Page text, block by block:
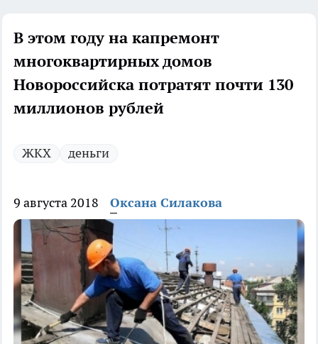
В этом году на капремонт
многоквартирных домов
Новороссийска потратят почти 130
миллионов рублей
ЖКХ деньги
9 августа 2018 Оксана Силакова